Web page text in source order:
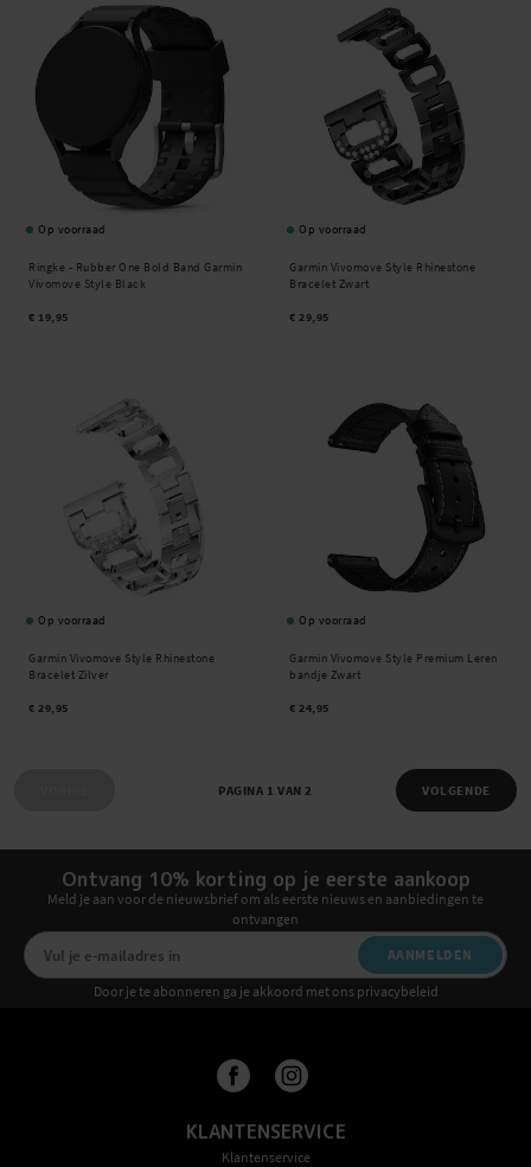
Op voorraad
Ringke - Rubber One Bold Band Garmin
Vivomove Style Black
€ 19,95
Op voorraad
Garmin Vivomove Style Rhinestone
Bracelet Zwart
€ 29,95
Op voorraad
Garmin Vivomove Style Rhinestone
Bracelet Zilver
€ 29,95
Op voorraad
Garmin Vivomove Style Premium Leren
bandje Zwart
€ 24,95
PAGINA 1 VAN 2 VOLGENDE
Ontvang 10% korting op je eerste aankoop
Meld je aan voor de nieuwsbrief om als eerste nieuws en aanbiedingen te
ontvangen
AANMELDEN
Door je te abonneren ga je akkoord met ons privacybeleid
KLANTENSERVICE
Klantenservice